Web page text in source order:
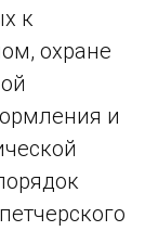
к
охране
и